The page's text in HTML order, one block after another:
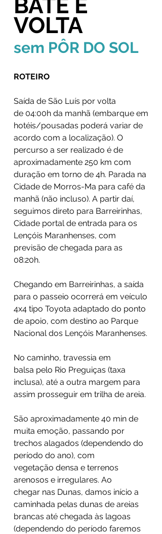
BATE E
VOLTA
sem PÔR DO SOL
ROTEIRO
Saída de São Luís por volta
de 04:00h da manhã (embarque em
hotéis/pousadas poderá variar de
acordo com a localização). O
percurso a ser realizado é de
aproximadamente 250 km com
duração em torno de 4h. Parada na
Cidade de Morros-Ma para café da
manhã (não incluso). A partir daí,
seguimos direto para Barreirinhas,
Cidade portal de entrada para os
Lençóis Maranhenses, com
previsão de chegada para as
08:20h.
Chegando em Barreirinhas, a saída
para o passeio ocorrerá em veículo
4x4 tipo Toyota adaptado do ponto
de apoio, com destino ao Parque
Nacional dos Lençóis Maranhenses.
No caminho, travessia em
balsa pelo Rio Preguiças (taxa
inclusa), até a outra margem para
assim prosseguir em trilha de areia.
São aproximadamente 40 min de
muita emoção, passando por
trechos alagados (dependendo do
período do ano), com
vegetação densa e terrenos
arenosos e irregulares. Ao
chegar nas Dunas, damos início a
caminhada pelas dunas de areias
brancas até chegada às lagoas
(dependendo do período faremos